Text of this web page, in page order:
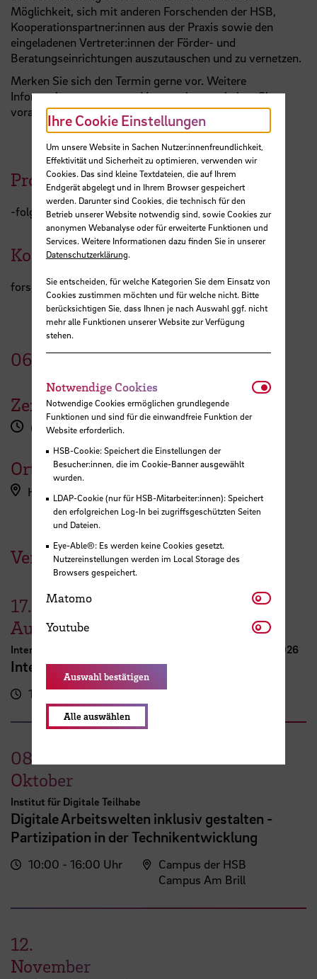
Möglichkeit, sich mit anderen Forschenden der HSB,
Kooperationspartner:innen aus der Praxis sowie den
eingeladenen Vertreter:innen der Förder- und
Beratungseinrichtungen auszutauschen und zu vernetzen.
Merken Sie sich den Termin gerne vor. Weitere
Informationen zu unserer Veranstaltung erhalten Sie
voraussichtlich im September.
Programm
-folgt-
Kontakt
forschungsservice[at]hs-bremen.de
06. November2026
Zeit
08:30 - 12:30 Uhr
Ort
Hochschule Bremen
Veranstaltungen der HSB
17.
August
International Week Computer Science and Digital Media 2026
International FutureNow! Symposium
16:00 - 17:30 Uhr Kassenhalle
08.
Oktober
Institut für Digitale Teilhabe
Digitale Arbeitswelten inklusiv gestalten -
Partizipation in der Technikentwicklung
10:00 - 16:00 Uhr
Campus der HSB
Campus Am Brill
12.
November
Ihre Cookie Einstellungen
Um unsere Website in Sachen Nutzer:innenfreundlichkeit,
Effektivität und Sicherheit zu optimieren, verwenden wir
Cookies. Das sind kleine Textdateien, die auf Ihrem
Endgerät abgelegt und in Ihrem Browser gespeichert
werden. Darunter sind Cookies, die technisch für den
Betrieb unserer Website notwendig sind, sowie Cookies zur
anonymen Webanalyse oder für erweiterte Funktionen und
Services. Weitere Informationen dazu finden Sie in unserer
Datenschutzerklärung.
Sie entscheiden, für welche Kategorien Sie dem Einsatz von
Cookies zustimmen möchten und für welche nicht. Bitte
berücksichtigen Sie, dass Ihnen je nach Auswahl ggf. nicht
mehr alle Funktionen unserer Website zur Verfügung
stehen.
Notwendige Cookies
Notwendige Cookies ermöglichen grundlegende
Funktionen und sind für die einwandfreie Funktion der
Website erforderlich.
HSB-Cookie: Speichert die Einstellungen der
Besucher:innen, die im Cookie-Banner ausgewählt
wurden.
LDAP-Cookie (nur für HSB-Mitarbeiter:innen): Speichert
den erfolgreichen Log-In bei zugriffsgeschützten Seiten
und Dateien.
Eye-Able®: Es werden keine Cookies gesetzt.
Nutzereinstellungen werden im Local Storage des
Browsers gespeichert.
Matomo Matomo
Youtube Youtube
Auswahl bestätigen
Alle auswählen